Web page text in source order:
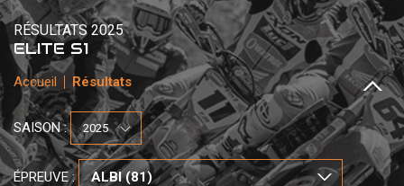
PHOTOS / WEB TV
accéder à la billetterie
RÉSULTATS 2025
ELITE S1
Accueil Résultats
SAISON :
ÉPREUVE :